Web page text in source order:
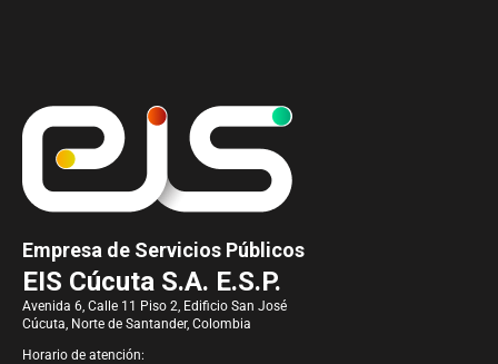
Empresa de Servicios Públicos
EIS Cúcuta S.A. E.S.P.
Avenida 6, Calle 11 Piso 2, Edificio San José
Cúcuta, Norte de Santander, Colombia
Horario de atención: